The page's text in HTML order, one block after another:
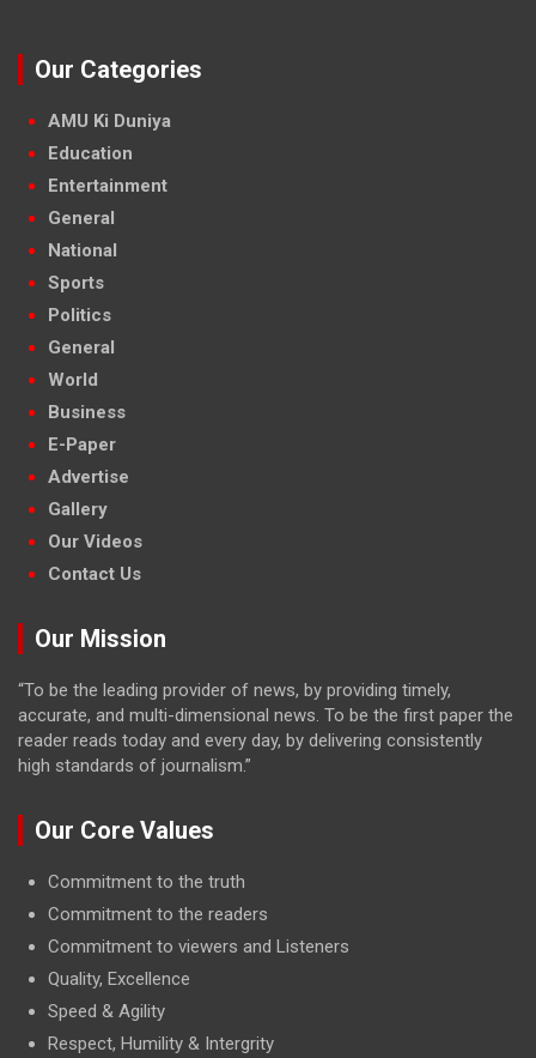
Our Categories
AMU Ki Duniya
Education
Entertainment
General
National
Sports
Politics
General
World
Business
E-Paper
Advertise
Gallery
Our Videos
Contact Us
Our Mission
“To be the leading provider of news, by providing timely,
accurate, and multi-dimensional news. To be the first paper the
reader reads today and every day, by delivering consistently
high standards of journalism.”
Our Core Values
Commitment to the truth
Commitment to the readers
Commitment to viewers and Listeners
Quality, Excellence
Speed & Agility
Respect, Humility & Intergrity